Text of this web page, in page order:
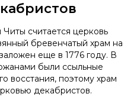
считается церковь
бревенчатый храм на
еще в 1776 году. В
были ссыльные
восстания, поэтому храм
декабристов.